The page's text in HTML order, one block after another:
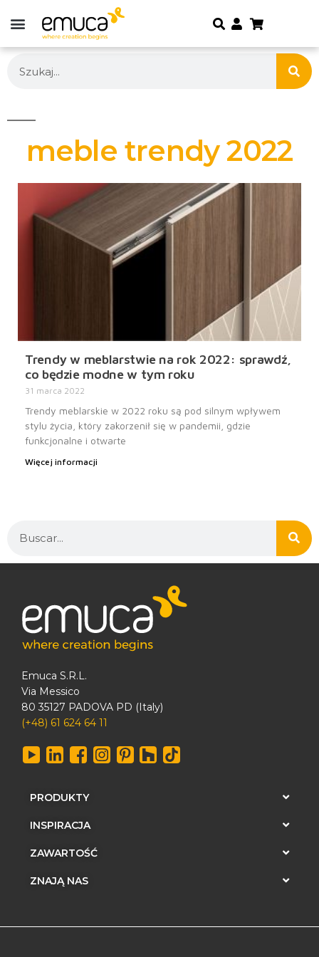
meble trendy 2022
Trendy w meblarstwie na rok 2022: sprawdź,
co będzie modne w tym roku
31 marca 2022
Trendy meblarskie w 2022 roku są pod silnym wpływem
stylu życia, który zakorzenił się w pandemii, gdzie
funkcjonalne i otwarte
Więcej informacji
Emuca S.R.L.
Via Messico
80 35127 PADOVA PD (Italy)
(+48) 61 624 64 11
PRODUKTY
INSPIRACJA
ZAWARTOŚĆ
ZNAJĄ NAS